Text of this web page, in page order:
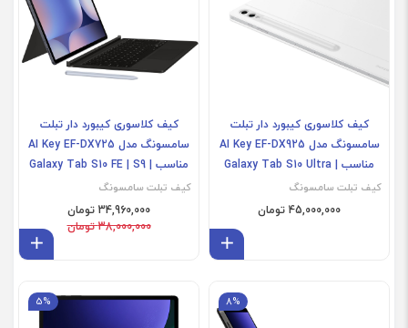
کیف کلاسوری کیبورد دار تبلت
سامسونگ مدل AI Key EF-DX925
مناسب Galaxy Tab S10 Ultra |
S9 Ultra
کیف تبلت سامسونگ
45,000,000 تومان
کیف کلاسوری کیبورد دار تبلت
سامسونگ مدل AI Key EF-DX725
مناسب Galaxy Tab S10 FE | S9 |
S9 FE با طراحی مغناطیسی
کیف تبلت سامسونگ
34,960,000 تومان
38,000,000 تومان
8%
Tab S9 Plus | S9 FE Plus
5%